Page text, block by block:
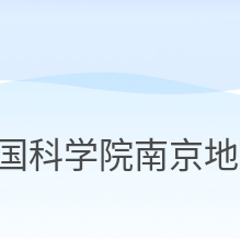
科学院南京